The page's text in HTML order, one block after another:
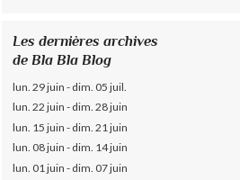
Les dernières archives
de Bla Bla Blog
lun. 29 juin - dim. 05 juil.
lun. 22 juin - dim. 28 juin
lun. 15 juin - dim. 21 juin
lun. 08 juin - dim. 14 juin
lun. 01 juin - dim. 07 juin